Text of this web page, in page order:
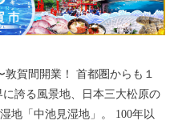
敦賀間開業！ 首都圏からも１
中池見湿地」。 100年以